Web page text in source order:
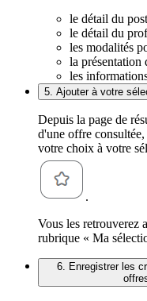
le détail du
le détail du
les modalités
la présentation
les
5. Ajouter à votre
Depuis la page de
d'une offre
votre choix à votre
.
Vous les retrouverez
rubrique « Ma
6. Enregistrer les